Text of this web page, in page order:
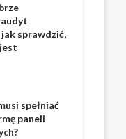
sprawdzić,
spełniać
paneli